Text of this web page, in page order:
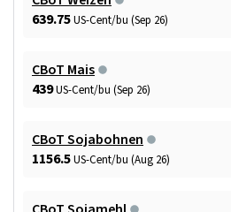
639.75US-Cent/bu (Sep 26)
CBoT Mais
439US-Cent/bu (Sep 26)
CBoT Sojabohnen
1156.5US-Cent/bu (Aug 26)